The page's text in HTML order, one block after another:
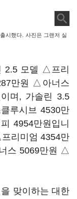
시했다. 사진은 그랜저 실
2.5 모델 △프리
만원 △아너스
며, 가솔린 3.5
루시브 4530만
4954만원입니
리미엄 4354만
스 5069만원 △
맞이하는 대한